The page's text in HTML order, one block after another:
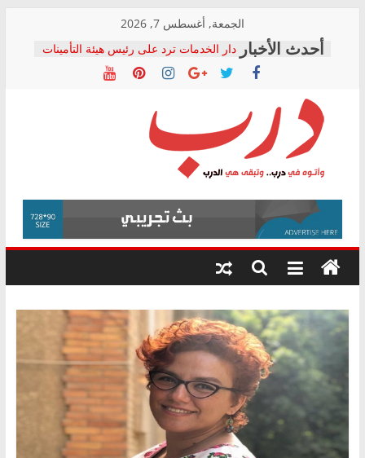
content
الجمعة, أغسطس 7, 2026
دار الخدمات ترد على رئيس هيئة التأمينات
بعد مؤتمره الصحفي: إنكار الأزمة لا ينهي
معاناة أصحاب المعاشات.. ونطالب بكشف
فرحات سليمان يكتب: القطاع الصحي إلى
أين؟
حزب التحالف الشعبي يطلق لجنة “الحق
في الصحة” بالإسكندرية لرصد الانتهاكات
ودعم المرضى
الوزاري لمدينة الصحفيين.. وانتهاء أعمال
إنشاء المبنى الإداري
المجلس القومي لحقوق الإنسان يعلن
متابعة قضية الدكتور محمد زهران.. ويؤكد:
قرينة البراءة وضمانات المحاكمة العادلة
درب
وأتوه
درب..
وتبقى
هي